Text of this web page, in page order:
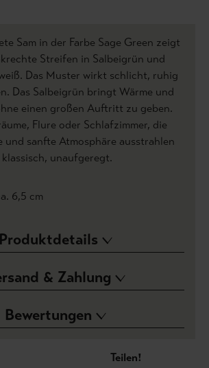
Sam in der Farbe Sage Green zeigt
Streifen in Salbeigrün und
Das Muster wirkt schlicht, ruhig
Das Salbeigrün bringt Wärme und
einen großen Auftritt zu geben.
Flure oder Schlafzimmer, die
und sanfte Atmosphäre ausstrahlen
unaufgeregt.
6,5 cm
Produktdetails
& Zahlung
Bewertungen
Teilen!